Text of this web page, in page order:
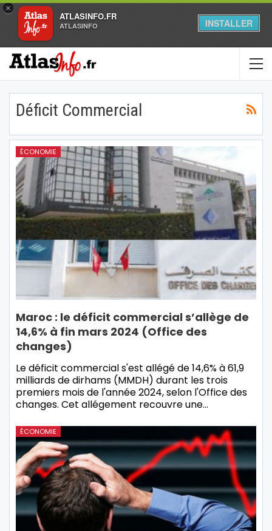
×
ATLASINFO.FR
ATLASINFO INSTALLER
Déficit Commercial
ÉCONOMIE
Maroc : le déficit commercial s’allège de
14,6% à fin mars 2024 (Office des
changes)
Le déficit commercial s'est allégé de 14,6% à 61,9
milliards de dirhams (MMDH) durant les trois
premiers mois de l'année 2024, selon l'Office des
changes. Cet allégement recouvre une…
ÉCONOMIE